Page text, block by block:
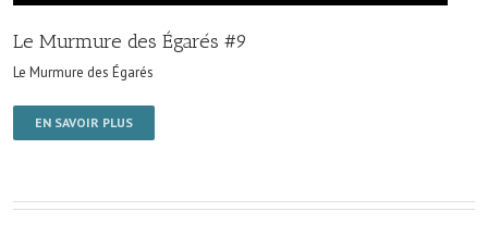
Le Murmure des Égarés #9
Le Murmure des Égarés
EN SAVOIR PLUS